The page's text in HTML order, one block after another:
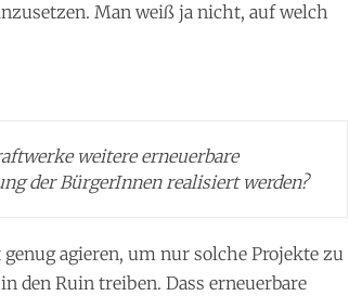
Man weiß ja nicht, auf welch
weitere erneuerbare
der BürgerInnen realisiert werden?
agieren, um nur solche Projekte zu
den Ruin treiben. Dass erneuerbare